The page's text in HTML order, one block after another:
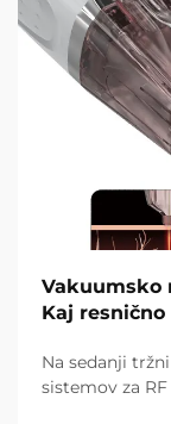
Vakuumsko
Kaj
Na sedanji
sistemov za